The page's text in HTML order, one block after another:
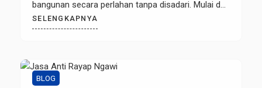
bangunan secara perlahan tanpa disadari. Mulai dari
kusen pintu, plafon, rangka atap, lemari, hingga
furniture berbahan kayu dapat menjadi sasaran
ditimbulkan dapat menyebabkan biaya renovasi
yang tidak sedikit. Apabila […]
SELENGKAPNYA
BLOG